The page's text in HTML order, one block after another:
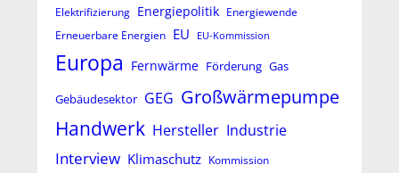
Elektrifizierung Energiepolitik Energiewende
Erneuerbare Energien EU EU-Kommission
Europa Fernwärme Förderung Gas
Gebäudesektor GEG Großwärmepumpe
Handwerk Hersteller Industrie
Interview Klimaschutz Kommission